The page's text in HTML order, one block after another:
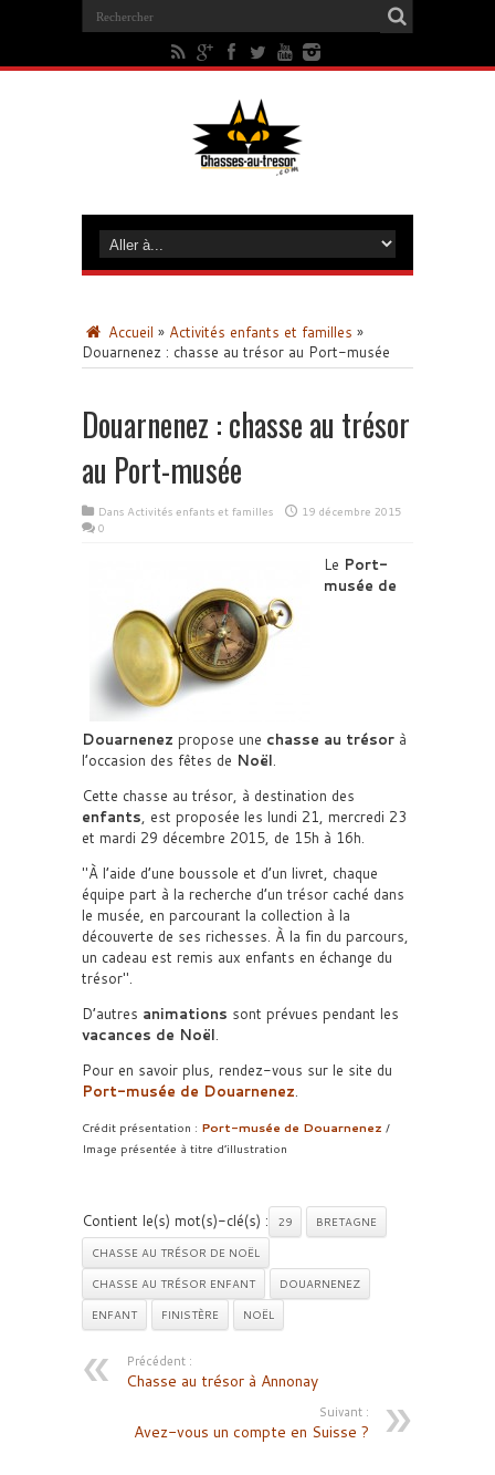
Accueil » Activités enfants et familles »
Douarnenez : chasse au trésor au Port-musée
Douarnenez : chasse au trésor
au Port-musée
Dans Activités enfants et familles
19 décembre 2015
0
Le Port-
musée de
Douarnenez propose une chasse au trésor à
l’occasion des fêtes de Noël.
Cette chasse au trésor, à destination des
enfants, est proposée les lundi 21, mercredi 23
et mardi 29 décembre 2015, de 15h à 16h.
À l’aide d’une boussole et d’un livret, chaque
équipe part à la recherche d’un trésor caché dans
le musée, en parcourant la collection à la
découverte de ses richesses. À la fin du parcours,
un cadeau est remis aux enfants en échange du
trésor .
D’autres animations sont prévues pendant les
vacances de Noël.
Pour en savoir plus, rendez-vous sur le site du
Port-musée de Douarnenez.
Crédit présentation : Port-musée de Douarnenez /
Image présentée à titre d’illustration
Contient le(s) mot(s)-clé(s) : 29
BRETAGNE
CHASSE AU TRÉSOR DE NOËL
CHASSE AU TRÉSOR ENFANT
DOUARNENEZ
ENFANT
FINISTÈRE NOËL
Précédent :
Chasse au trésor à Annonay
Suivant :
Avez-vous un compte en Suisse ?